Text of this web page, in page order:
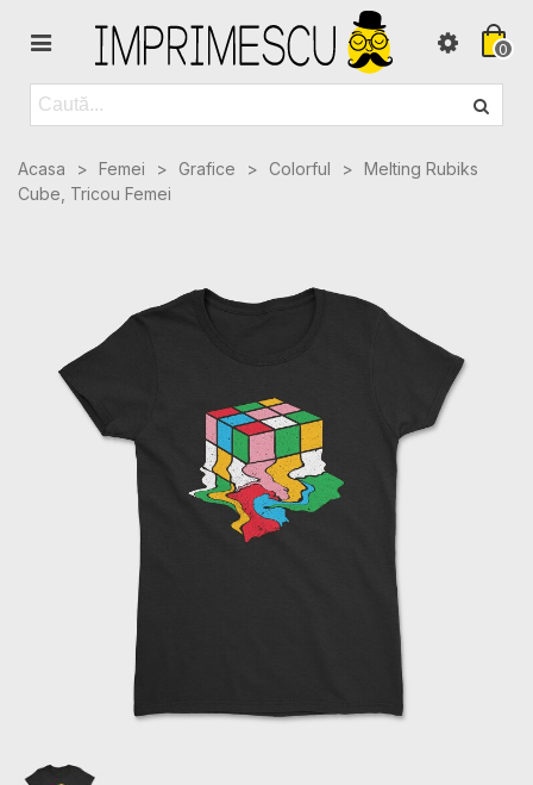
0
Acasa > Femei > Grafice > Colorful > Melting Rubiks
Cube, Tricou Femei